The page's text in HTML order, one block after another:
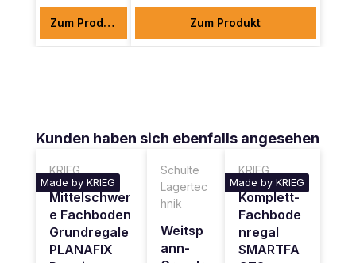
Zum Produkt Zum Produkt
Produktgalerie überspringen
Kunden haben sich ebenfalls angesehen
KRIEG
Made by KRIEG
Mittelschwer
e Fachboden
Grundregale
PLANAFIX
Schulte
Lagertec
hnik
Weitsp
ann-
KRIEG
Made by KRIEG
Komplett-
Fachbode
nregal
SMARTFA